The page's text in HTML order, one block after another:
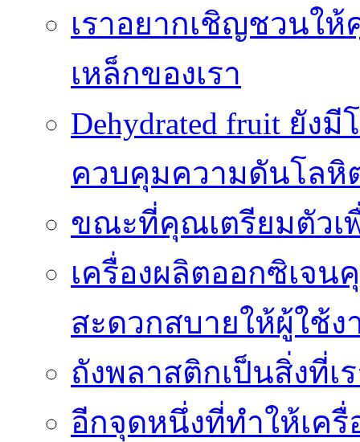
เราอยากเชิญชวนใ
เหล็กของเรา
Dehydrated fruit ยัง
ควบคุมความดันโลหิ
ขณะที่คุณเตรียมตัวเ
เครื่องผลิตออกซิเจ
สะดวกสบายให้ผู้ใช้ง
ถังพลาสติกเป็นสิ่งที่
อีกจุดหนึ่งที่ทำให้เครื่